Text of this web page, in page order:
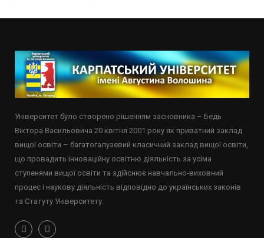
Університет було створено рішенням засновника – Бедь
Віктора Васильовича 20 квітня 2001 року як приватний заклад
вищої освіти – багатогалузевий класичний заклад вищої освіти,
що провадить інноваційну освітню діяльність за усіма
ступенями вищої освіти та здійснює навчально-виховний
процес і наукову діяльність відповідно до українських законів
та Статуту Університету.